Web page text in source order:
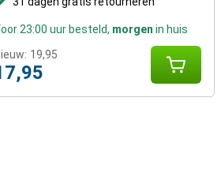
23:00 uur besteld, morgen in huis
19,95